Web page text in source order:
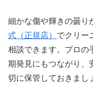
細かな傷や輝きの曇り
式（正規店） でクリー
相談できます。プロの
期発見にもつながり、
切に保管しておきまし